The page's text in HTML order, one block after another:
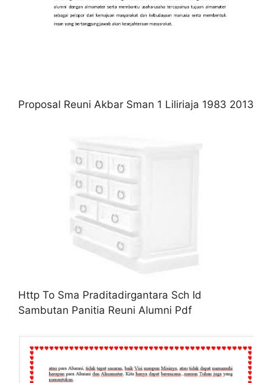
Proposal Reuni Akbar Sman 1 Liliriaja 1983 2013
Http To Sma Praditadirgantara Sch Id
Sambutan Panitia Reuni Alumni Pdf